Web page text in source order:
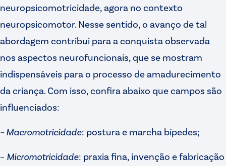
neuropsicomotricidade, agora no contexto
neuropsicomotor. Nesse sentido, o avanço de tal
abordagem contribui para a conquista observada
nos aspectos neurofuncionais, que se mostram
indispensáveis para o processo de amadurecimento
da criança. Com isso, confira abaixo que campos são
influenciados:
– Macromotricidade: postura e marcha bípedes;
– Micromotricidade: praxia fina, invenção e fabricação